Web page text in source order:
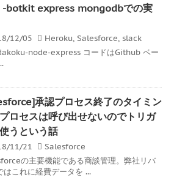
-botkit express mongodbでの実
12/05 Heroku, Salesforce, slack
node-express コードはGithub ベー
承認プロセス終了のタイミン
ロセスは呼び出せないのでトリガ
うという話
11/21
Salesforce
の主要機能である商談管理。弊社リバ
はこれに経費データを ...